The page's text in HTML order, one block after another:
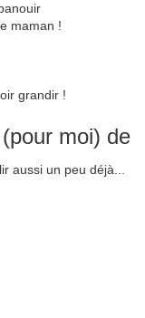
maman !
grandir !
moi) de
aussi un peu déjà...